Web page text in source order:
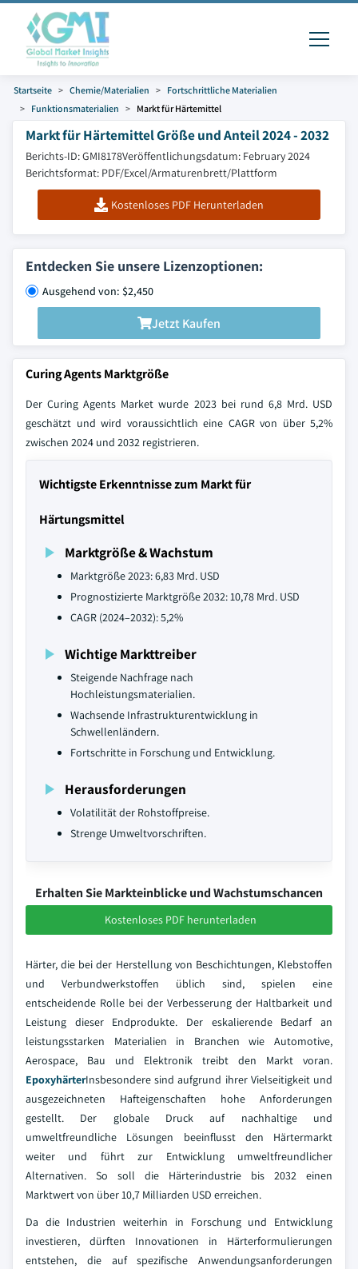
Startseite Chemie/Materialien
Fortschrittliche Materialien
Funktionsmaterialien
Markt für Härtemittel
Markt für Härtemittel Größe und Anteil 2024 - 2032
Berichts-ID: GMI8178Veröffentlichungsdatum: February 2024
Berichtsformat: PDF/Excel/Armaturenbrett/Plattform
Kostenloses PDF Herunterladen
Entdecken Sie unsere Lizenzoptionen:
Ausgehend von: $2,450
Jetzt Kaufen
Curing Agents Marktgröße
Der Curing Agents Market wurde 2023 bei rund 6,8 Mrd. USD
geschätzt und wird voraussichtlich eine CAGR von über 5,2%
zwischen 2024 und 2032 registrieren.
Wichtigste Erkenntnisse zum Markt für
Härtungsmittel
Marktgröße & Wachstum
Marktgröße 2023: 6,83 Mrd. USD
Prognostizierte Marktgröße 2032: 10,78 Mrd. USD
CAGR (2024–2032): 5,2%
Wichtige Markttreiber
Steigende Nachfrage nach
Hochleistungsmaterialien.
Wachsende Infrastrukturentwicklung in
Schwellenländern.
Fortschritte in Forschung und Entwicklung.
Herausforderungen
Volatilität der Rohstoffpreise.
Strenge Umweltvorschriften.
Erhalten Sie Markteinblicke und Wachstumschancen
Kostenloses PDF herunterladen
Härter, die bei der Herstellung von Beschichtungen, Klebstoffen
und Verbundwerkstoffen üblich sind, spielen eine
entscheidende Rolle bei der Verbesserung der Haltbarkeit und
Leistung dieser Endprodukte. Der eskalierende Bedarf an
leistungsstarken Materialien in Branchen wie Automotive,
Aerospace, Bau und Elektronik treibt den Markt voran.
EpoxyhärterInsbesondere sind aufgrund ihrer Vielseitigkeit und
ausgezeichneten Hafteigenschaften hohe Anforderungen
gestellt. Der globale Druck auf nachhaltige und
umweltfreundliche Lösungen beeinflusst den Härtermarkt
weiter und führt zur Entwicklung umweltfreundlicher
Alternativen. So soll die Härterindustrie bis 2032 einen
Marktwert von über 10,7 Milliarden USD erreichen.
Da die Industrien weiterhin in Forschung und Entwicklung
investieren, dürften Innovationen in Härterformulierungen
entstehen, die auf spezifische Anwendungsanforderungen